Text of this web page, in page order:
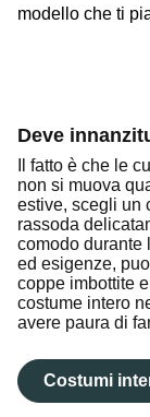
modello che ti
Deve
Il fatto è che le
non si muova
estive, scegli un
rassoda
comodo durante
ed esigenze,
coppe imbottite
costume intero
avere paura di
Costumi